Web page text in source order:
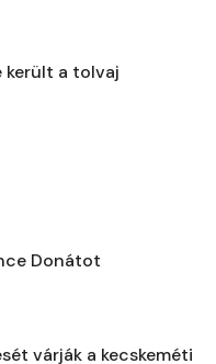
került a tolvaj
Donátot
várják a kecskeméti